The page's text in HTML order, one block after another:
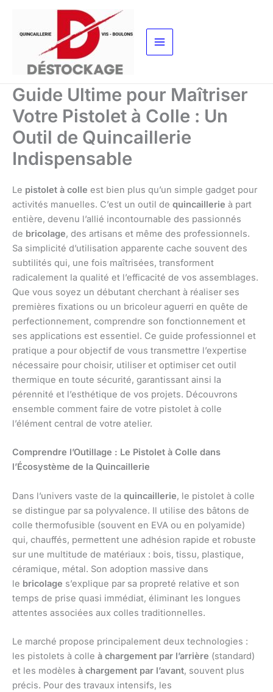
contenu
Guide Ultime pour Maîtriser
Votre Pistolet à Colle : Un
Outil de Quincaillerie
Indispensable
Le pistolet à colle est bien plus qu’un simple gadget pour
activités manuelles. C’est un outil de quincaillerie à part
entière, devenu l’allié incontournable des passionnés
de bricolage, des artisans et même des professionnels.
Sa simplicité d’utilisation apparente cache souvent des
subtilités qui, une fois maîtrisées, transforment
radicalement la qualité et l’efficacité de vos assemblages.
Que vous soyez un débutant cherchant à réaliser ses
premières fixations ou un bricoleur aguerri en quête de
perfectionnement, comprendre son fonctionnement et
ses applications est essentiel. Ce guide professionnel et
pratique a pour objectif de vous transmettre l’expertise
nécessaire pour choisir, utiliser et optimiser cet outil
thermique en toute sécurité, garantissant ainsi la
pérennité et l’esthétique de vos projets. Découvrons
ensemble comment faire de votre pistolet à colle
l’élément central de votre atelier.
Comprendre l’Outillage : Le Pistolet à Colle dans
l’Écosystème de la Quincaillerie
Dans l’univers vaste de la quincaillerie, le pistolet à colle
se distingue par sa polyvalence. Il utilise des bâtons de
colle thermofusible (souvent en EVA ou en polyamide)
qui, chauffés, permettent une adhésion rapide et robuste
sur une multitude de matériaux : bois, tissu, plastique,
céramique, métal. Son adoption massive dans
le bricolage s’explique par sa propreté relative et son
temps de prise quasi immédiat, éliminant les longues
attentes associées aux colles traditionnelles.
Le marché propose principalement deux technologies :
les pistolets à colle à chargement par l’arrière (standard)
et les modèles à chargement par l’avant, souvent plus
précis. Pour des travaux intensifs, les